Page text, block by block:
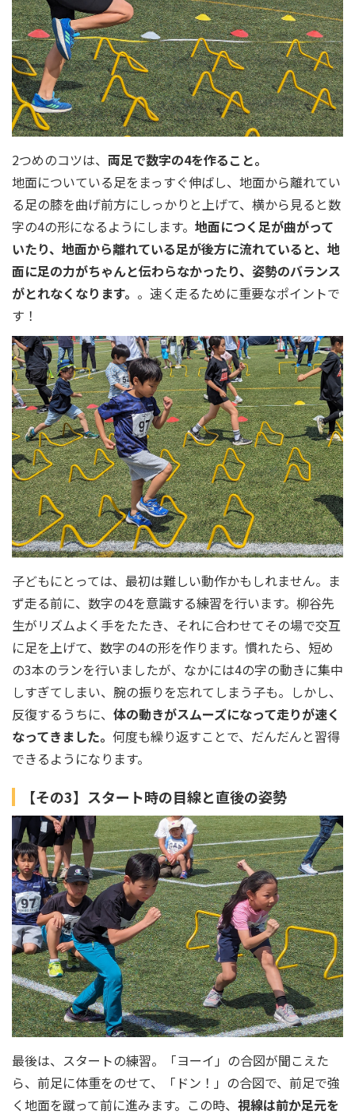
2つめのコツは、 両足で数字の4を作ること。
地面についている足をまっすぐ伸ばし、地面から離れてい
る足の膝を曲げ前方にしっかりと上げて、横から見ると数
字の4の形になるようにします。 地面につく足が曲がって
いたり、地面から離れている足が後方に流れていると、地
面に足の力がちゃんと伝わらなかったり、姿勢のバランス
がとれなくなります。 。速く走るために重要なポイントで
す！
子どもにとっては、最初は難しい動作かもしれません。ま
ず走る前に、数字の4を意識する練習を行います。柳谷先
生がリズムよく手をたたき、それに合わせてその場で交互
に足を上げて、数字の4の形を作ります。慣れたら、短め
の3本のランを行いましたが、なかには4の字の動きに集中
しすぎてしまい、腕の振りを忘れてしまう子も。しかし、
反復するうちに、 体の動きがスムーズになって走りが速く
なってきました。 何度も繰り返すことで、だんだんと習得
できるようになります。
【その3】スタート時の目線と直後の姿勢
最後は、スタートの練習。「ヨーイ」の合図が聞こえた
ら、前足に体重をのせて、「ドン！」の合図で、前足で強
く地面を蹴って前に進みます。この時、 視線は前か足元を